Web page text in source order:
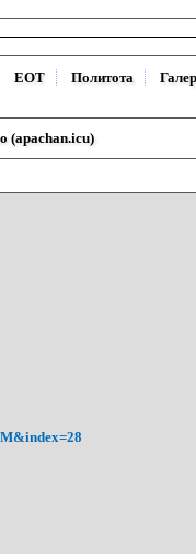
ЕОТ Политота
(apachan.icu)